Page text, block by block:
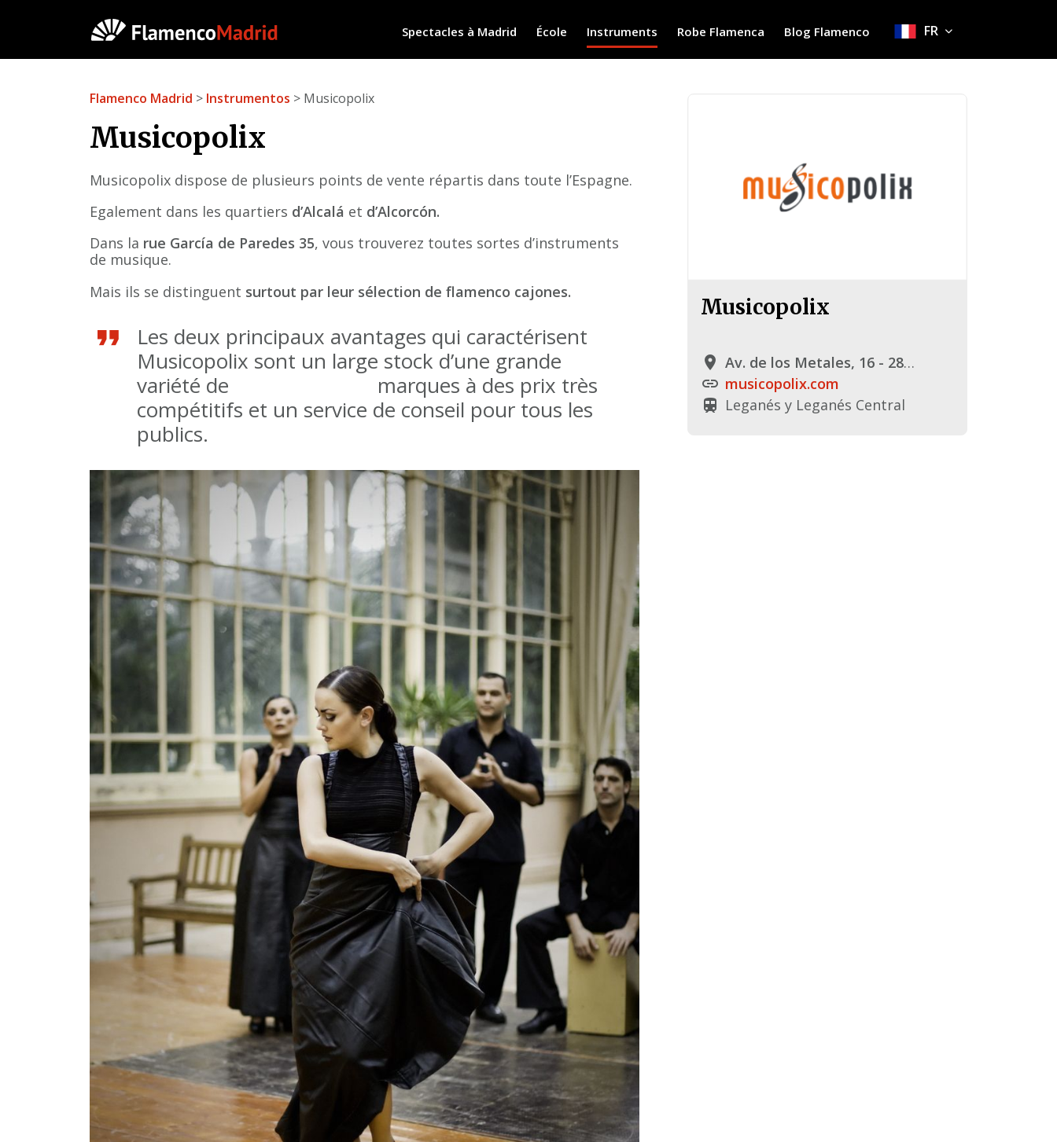
Spectacles à Madrid École Instruments Robe Flamenca Blog Flamenco FR
Flamenco Madrid > Instrumentos > Musicopolix
Musicopolix
Musicopolix dispose de plusieurs points de vente répartis dans toute l’Espagne.
Egalement dans les quartiers d’Alcalá et d’Alcorcón.
Dans la rue García de Paredes 35, vous trouverez toutes sortes d’instruments
de musique.
Mais ils se distinguent surtout par leur sélection de flamenco cajones.
Les deux principaux avantages qui caractérisent
Musicopolix sont un large stock d’une grande
variété de marques à des prix très
compétitifs et un service de conseil pour tous les
publics.
Musicopolix
place
Av. de los Metales, 16 - 28914 Leganes, Madrid
link musicopolix.com
train Leganés y Leganés Central